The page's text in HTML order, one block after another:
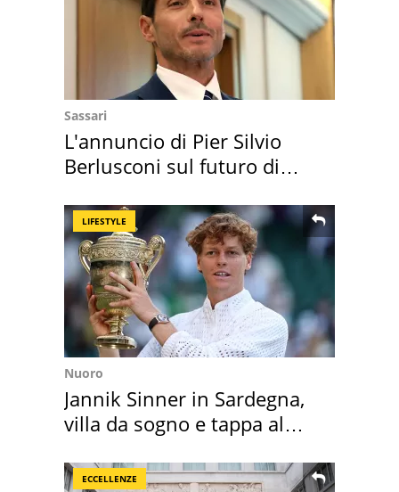
Sassari
L'annuncio di Pier Silvio
Berlusconi sul futuro di
LIFESTYLE
Nuoro
Jannik Sinner in Sardegna,
villa da sogno e tappa al
ECCELLENZE